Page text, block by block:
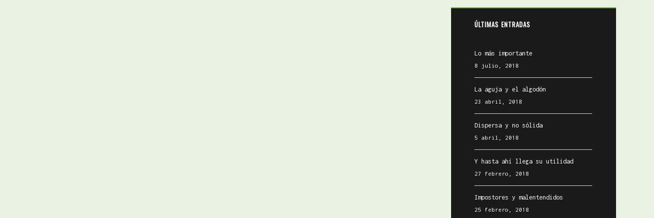
ÚLTIMAS ENTRADAS
Lo más importante
8 julio, 2018
La aguja y el algodón
23 abril, 2018
Dispersa y no sólida
5 abril, 2018
Y hasta ahí llega su utilidad
27 febrero, 2018
Impostores y malentendidos
25 febrero, 2018